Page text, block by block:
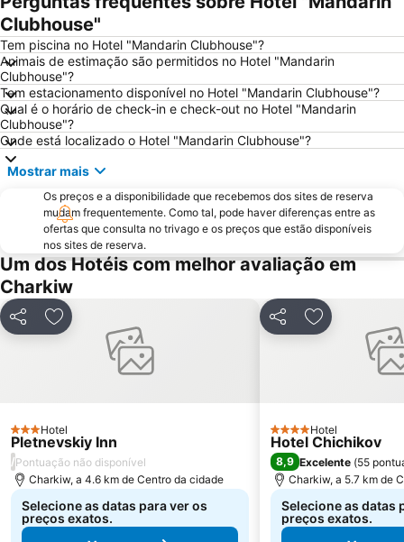
Clubhouse"
Tem piscina no Hotel "Mandarin Clubhouse"?
Animais de estimação são permitidos no Hotel "Mandarin
Clubhouse"?
Tem estacionamento disponível no Hotel "Mandarin Clubhouse"?
Qual é o horário de check-in e check-out no Hotel "Mandarin
Clubhouse"?
Onde está localizado o Hotel "Mandarin Clubhouse"?
Mostrar mais
Os preços e a disponibilidade que recebemos dos sites de reserva
mudam frequentemente. Como tal, pode haver diferenças entre as
ofertas que consulta no trivago e os preços que estão disponíveis
nos sites de reserva.
Um dos Hotéis com melhor avaliação em
Charkiw
PartilharAdicionar aos favoritos
3 Estrelas
Hotel
Pletnevskiy Inn
/Pontuação não disponível
Charkiw, a 4.6 km de Centro da cidade
Selecione as datas para ver os
preços exatos.
PartilharAdicionar
4 Estrelas
Hotel
Hotel Chichikov
8,9 Excelente (55
Charkiw, a 5.7 km de
Selecione as datas
preços exatos.